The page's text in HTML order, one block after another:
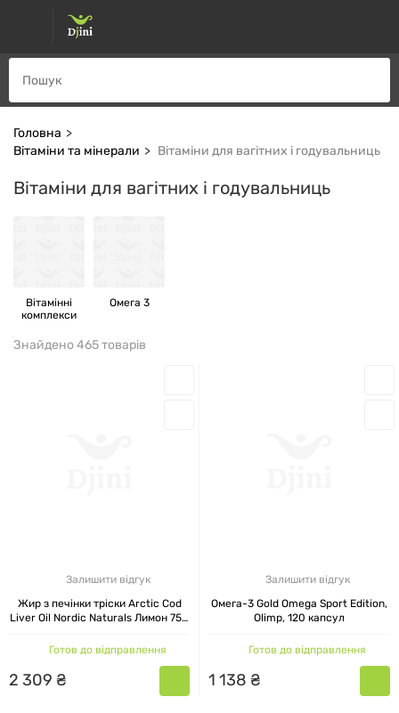
Головна
Вітаміни та мінерали
Вітаміни для вагітних і годувальниць
Вітаміни для вагітних і годувальниць
Вітамінні
комплекси
Омега 3
Знайдено 465 товарів
Залишити відгук
Жир з печінки тріски Arctic Cod
Liver Oil Nordic Naturals Лимон 750
Готов до відправлення
2 309 ₴
Залишити відгук
Омега-3 Gold Omega Sport Edition,
Olimp, 120 капсул
Готов до відправлення
1 138 ₴